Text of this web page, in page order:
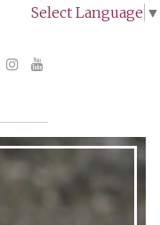
Select Language ▼